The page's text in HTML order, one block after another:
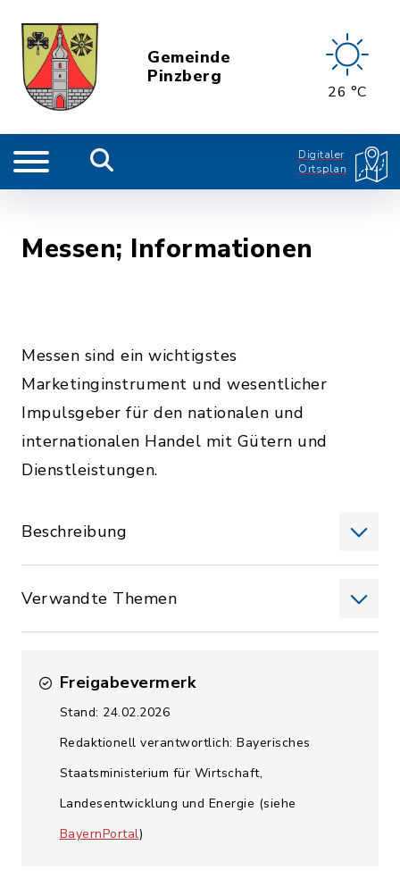
Gemeinde
Pinzberg
26 °C
Digitaler
Ortsplan
Messen; Informationen
Messen sind ein wichtigstes
Marketinginstrument und wesentlicher
Impulsgeber für den nationalen und
internationalen Handel mit Gütern und
Dienstleistungen.
Beschreibung
Verwandte Themen
Freigabevermerk
Stand: 24.02.2026
Redaktionell verantwortlich: Bayerisches
Staatsministerium für Wirtschaft,
Landesentwicklung und Energie (siehe
BayernPortal)